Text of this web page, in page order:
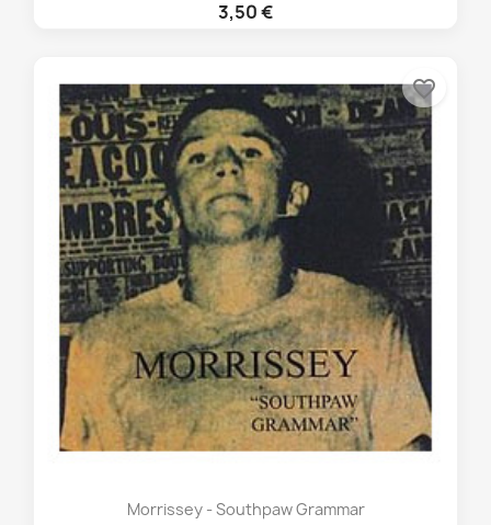
3,50 €
Morrissey - Southpaw Grammar
favorite_border